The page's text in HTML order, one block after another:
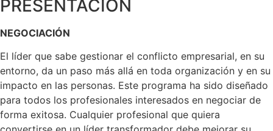
PRESENTACIÓN
NEGOCIACIÓN
El líder que sabe gestionar el conflicto empresarial, en su
entorno, da un paso más allá en toda organización y en su
impacto en las personas. Este programa ha sido diseñado
para todos los profesionales interesados en negociar de
forma exitosa. Cualquier profesional que quiera